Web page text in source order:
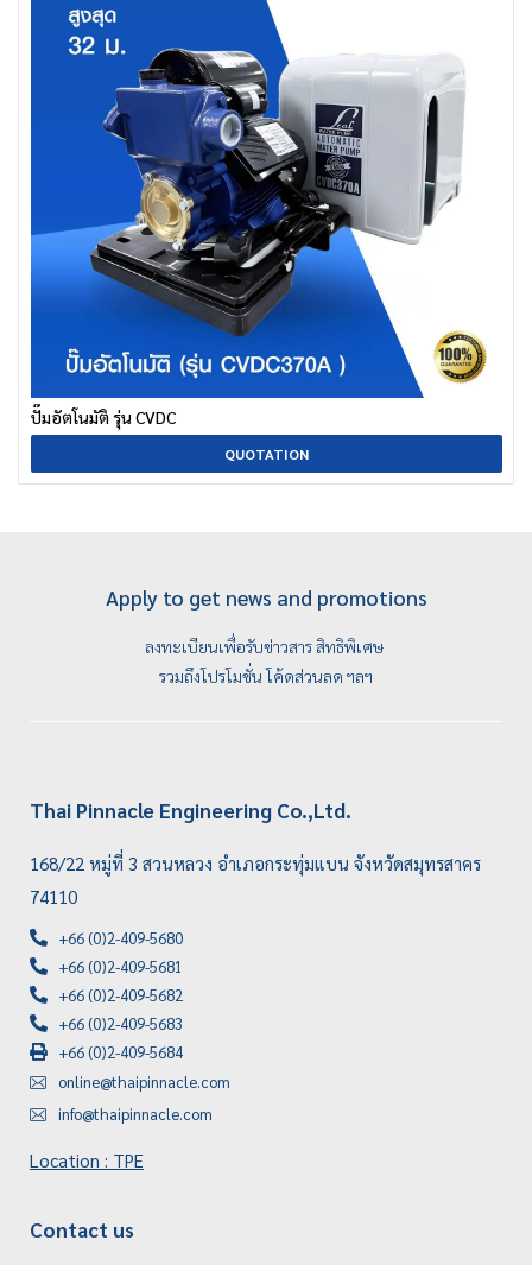
ปั๊มอัตโนมัติ รุ่น CVDC
QUOTATION
Apply to get news and promotions
ลงทะเบียนเพื่อรับข่าวสาร สิทธิพิเศษ
รวมถึงโปรโมชั่น โค้ดส่วนลด ฯลฯ
Thai Pinnacle Engineering Co.,Ltd.
168/22 หมู่ที่ 3 สวนหลวง อำเภอกระทุ่มแบน จังหวัดสมุทรสาคร
74110
+66 (0)2-409-5680
+66 (0)2-409-5681
+66 (0)2-409-5682
+66 (0)2-409-5683
+66 (0)2-409-5684
online@thaipinnacle.com
info@thaipinnacle.com
Location : TPE
Contact us